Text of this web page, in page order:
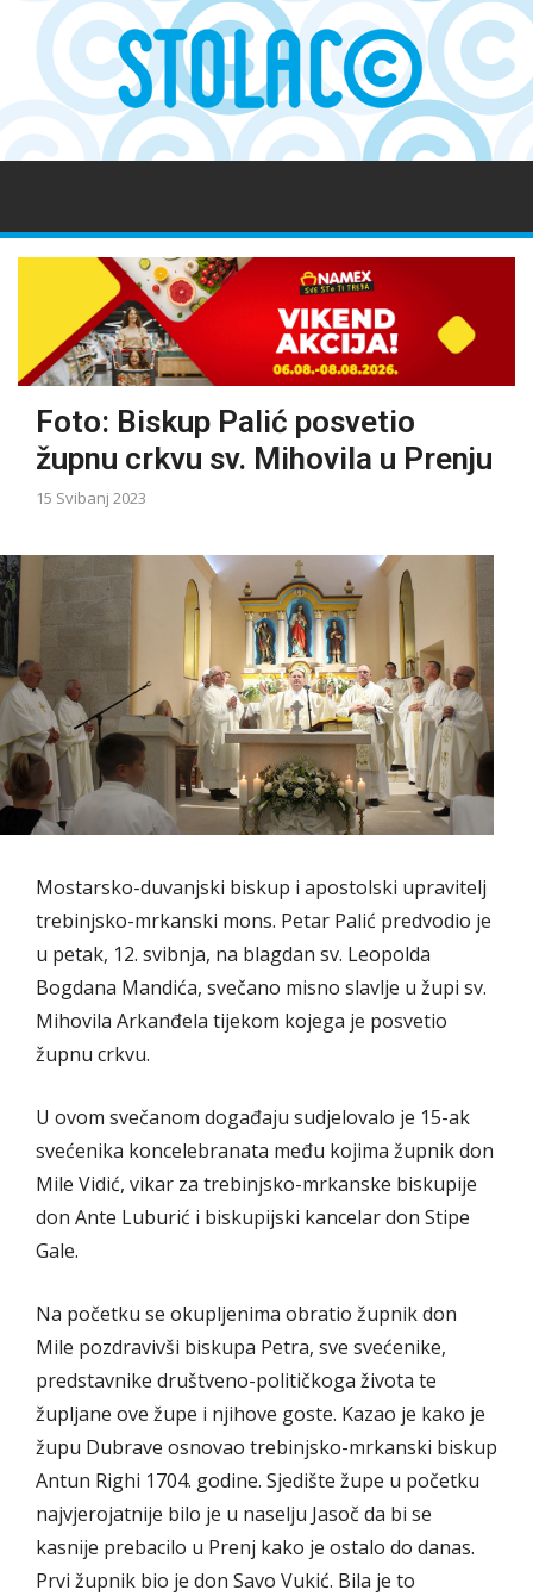
Foto: Biskup Palić posvetio
župnu crkvu sv. Mihovila u Prenju
15 Svibanj 2023
Mostarsko-duvanjski biskup i apostolski upravitelj
trebinjsko-mrkanski mons. Petar Palić predvodio je
u petak, 12. svibnja, na blagdan sv. Leopolda
Bogdana Mandića, svečano misno slavlje u župi sv.
Mihovila Arkanđela tijekom kojega je posvetio
župnu crkvu.
U ovom svečanom događaju sudjelovalo je 15-ak
svećenika koncelebranata među kojima župnik don
Mile Vidić, vikar za trebinjsko-mrkanske biskupije
don Ante Luburić i biskupijski kancelar don Stipe
Gale.
Na početku se okupljenima obratio župnik don
Mile pozdravivši biskupa Petra, sve svećenike,
predstavnike društveno-političkoga života te
župljane ove župe i njihove goste. Kazao je kako je
župu Dubrave osnovao trebinjsko-mrkanski biskup
Antun Righi 1704. godine. Sjedište župe u početku
najvjerojatnije bilo je u naselju Jasoč da bi se
kasnije prebacilo u Prenj kako je ostalo do danas.
Prvi župnik bio je don Savo Vukić. Bila je to